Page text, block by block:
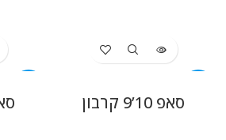
סאפ 10’9 קרבון סאפ